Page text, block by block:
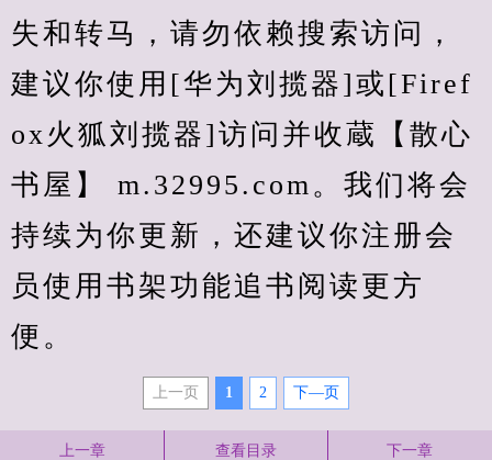
失和转马，请勿依赖搜索访问，
建议你使用[华为刘揽器]或[Firef
ox火狐刘揽器]访问并收蔵【散心
书屋】 m.32995.com。我们将会
持续为你更新，还建议你注册会
员使用书架功能追书阅读更方
便。
上一页 1 2 下—页
上一章 查看目录 下一章